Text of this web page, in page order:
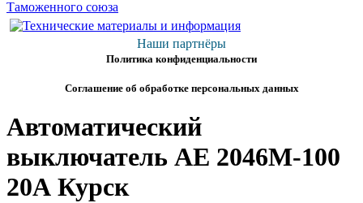
Наши партнёры
Политика конфиденциальности
Соглашение об обработке персональных данных
Автоматический
выключатель АЕ 2046М-100
20А Курск